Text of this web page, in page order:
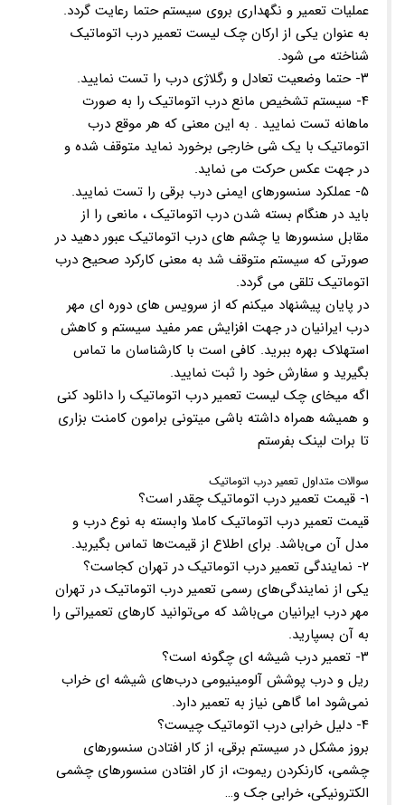
عملیات تعمیر و نگهداری بروی سیستم حتما رعایت گردد.
به عنوان یکی از ارکان چک لیست تعمیر درب اتوماتیک
شناخته می شود.
۳- حتما وضعیت تعادل و رگلاژی درب را تست نمایید.
۴- سیستم تشخیص مانع درب اتوماتیک را به صورت
ماهانه تست نمایید . به این معنی که هر موقع درب
اتوماتیک با یک شی خارجی برخورد نماید متوقف شده و
در جهت عکس حرکت می نماید.
۵- عملکرد سنسورهای ایمنی درب برقی را تست نمایید.
باید در هنگام بسته شدن درب اتوماتیک ، مانعی را از
مقابل سنسورها یا چشم های درب اتوماتیک عبور دهید در
صورتی که سیستم متوقف شد به معنی کارکرد صحیح درب
اتوماتیک تلقی می گردد.
در پایان پیشنهاد میکنم که از سرویس های دوره ای مهر
درب ایرانیان در جهت افزایش عمر مفید سیستم و کاهش
استهلاک بهره ببرید. کافی است با کارشناسان ما تماس
بگیرید و سفارش خود را ثبت نمایید.
اگه میخای چک لیست تعمیر درب اتوماتیک را دانلود کنی
و همیشه همراه داشته باشی میتونی برامون کامنت بزاری
تا برات لینک بفرستم
سوالات متداول تعمیر درب اتوماتیک
۱- قیمت تعمیر درب اتوماتیک چقدر است؟
قیمت تعمیر درب اتوماتیک کاملا وابسته به نوع درب و
مدل آن می‌باشد. برای اطلاع از قیمت‌ها تماس بگیرید.
۲- نمایندگی تعمیر درب اتوماتیک در تهران کجاست؟
یکی از نمایندگی‌های رسمی تعمیر درب اتوماتیک در تهران
مهر درب ایرانیان می‌باشد که می‌توانید کارهای تعمیراتی را
به آن بسپارید.
۳- تعمیر درب شیشه ای چگونه است؟
ریل و درب پوشش آلومینیومی درب‌های شیشه ای خراب
نمی‌شود اما گاهی نیاز به تعمیر دارد.
۴- دلیل خرابی درب اتوماتیک چیست؟
بروز مشکل در سیستم برقی، از کار افتادن سنسورهای
چشمی، کارنکردن ریموت، از کار افتادن سنسورهای چشمی
الکترونیکی، خرابی جک و…